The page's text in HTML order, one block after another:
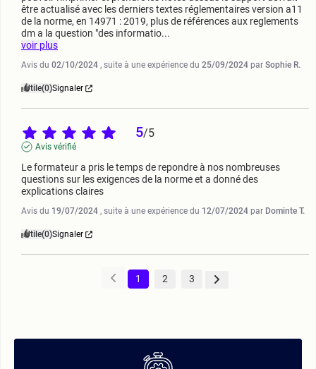
être actualisé avec les derniers textes réglementaires version a11
de la norme, en 14971 : 2019, plus de références aux reglements
dm a la question "des informatio...
voir plus
Avis du 02/10/2024 , suite à une expérience du 25/09/2024 par Sophie R.
Utile(0)Signaler
5/5
Avis vérifié
Le formateur a pris le temps de repondre à nos nombreuses
questions sur les exigences de la norme et a donné des
explications claires
Avis du 19/07/2024 , suite à une expérience du 12/07/2024 par Dominte T.
Utile(0)Signaler
1 2 3